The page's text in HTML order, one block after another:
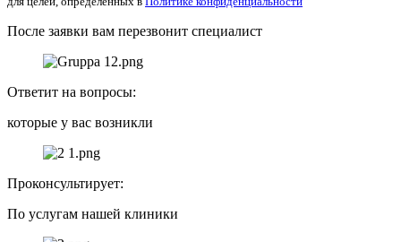
После заявки вам перезвонит специалист
Ответит на вопросы:
которые у вас возникли
Проконсультирует:
По услугам нашей клиники